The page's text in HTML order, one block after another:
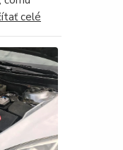
celé